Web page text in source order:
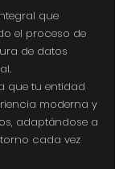
que
el proceso de
de datos
que tu entidad
moderna y
adaptándose a
cada vez